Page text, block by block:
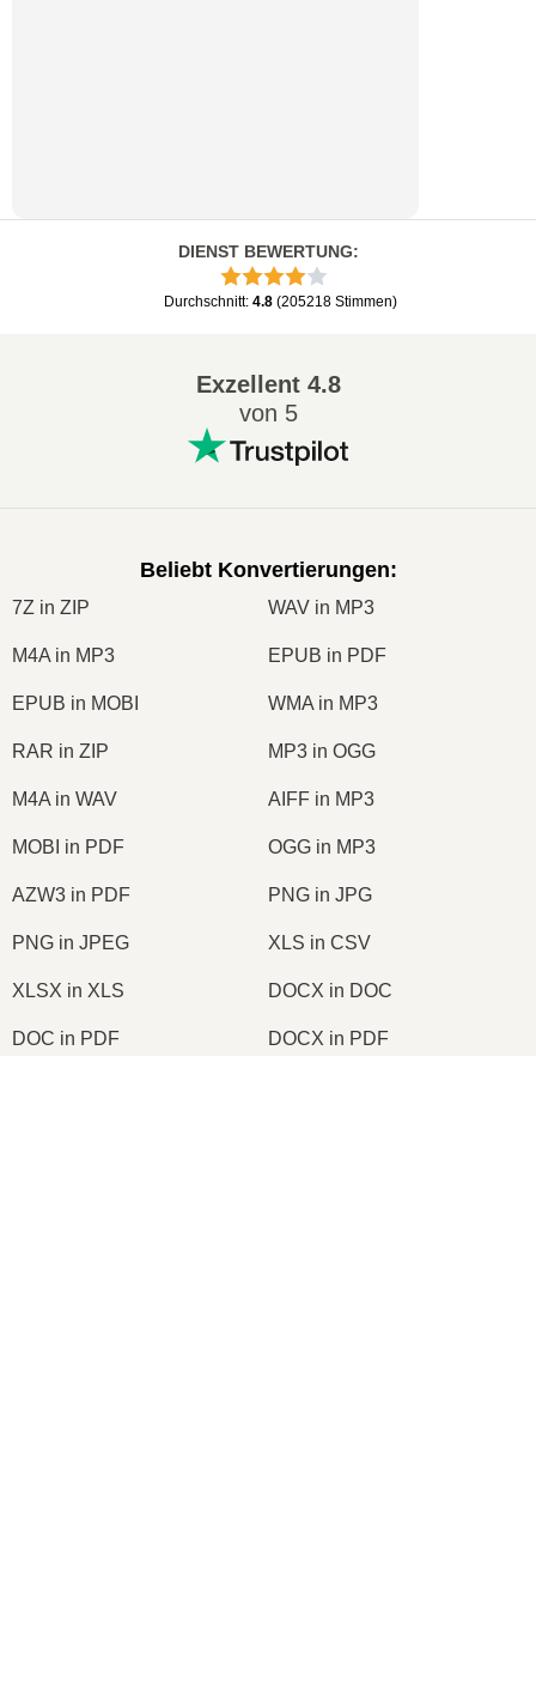
DIENST BEWERTUNG:
Durchschnitt: 4.8 (205218 Stimmen)
Exzellent4.8
von 5
Beliebt Konvertierungen:
7Z in ZIP WAV in MP3
M4A in MP3 EPUB in PDF
EPUB in MOBI WMA in MP3
RAR in ZIP MP3 in OGG
M4A in WAV AIFF in MP3
MOBI in PDF OGG in MP3
AZW3 in PDF PNG in JPG
PNG in JPEG XLS in CSV
XLSX in XLS DOCX in DOC
DOC in PDF DOCX in PDF